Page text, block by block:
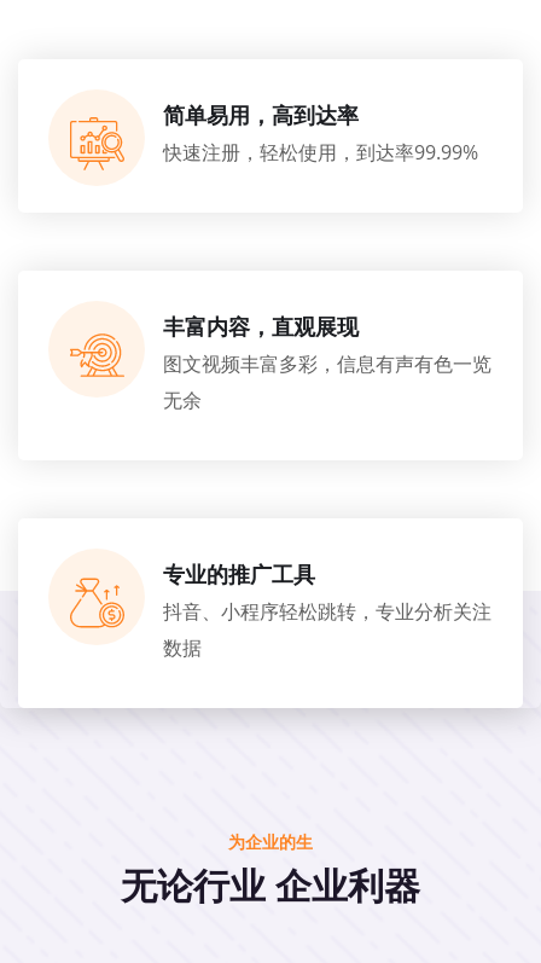
简单易用，高到达率
快速注册，轻松使用，到达率99.99%
丰富内容，直观展现
图文视频丰富多彩，信息有声有色一览
无余
专业的推广工具
抖音、小程序轻松跳转，专业分析关注
数据
为企业的生
无论行业 企业利器